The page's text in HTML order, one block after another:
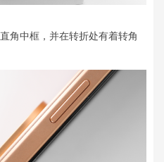
角中框，并在转折处有着转角